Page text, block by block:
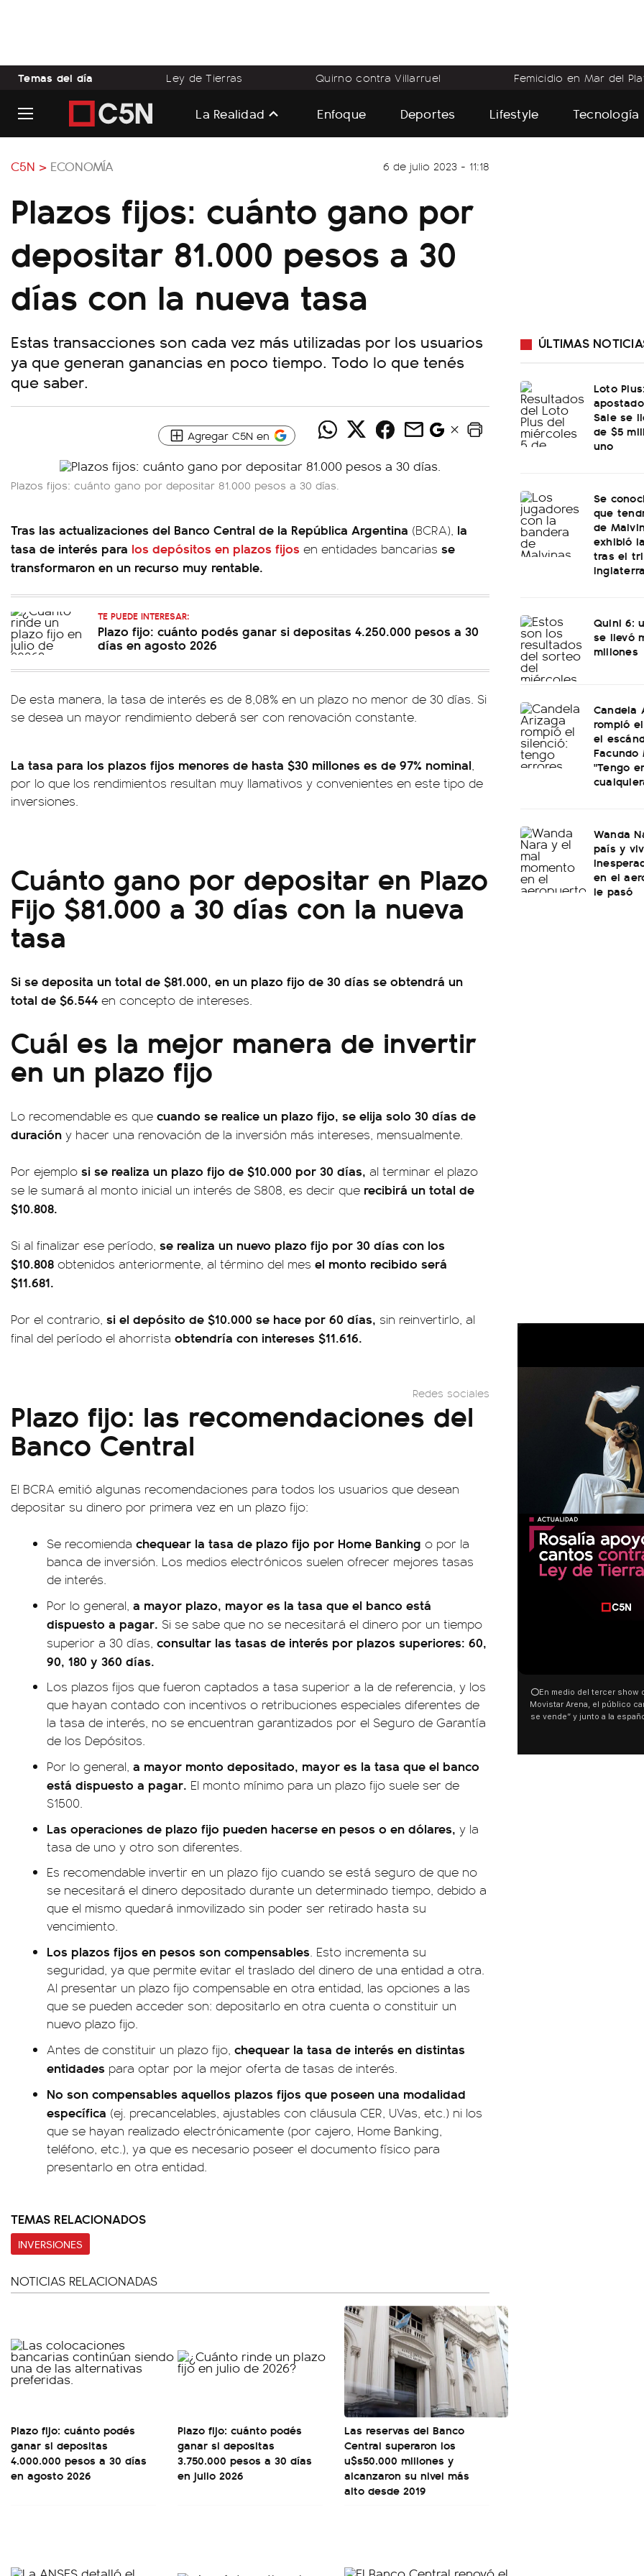
Temas del día Ley de Tierras Quirno contra Villarruel Femicidio en Mar del
La Realidad Enfoque Deportes Lifestyle Tecnología
C5N > ECONOMÍA 6 de julio 2023 - 11:18
Plazos fijos: cuánto gano por
depositar 81.000 pesos a 30
días con la nueva tasa
Estas transacciones son cada vez más utilizadas por los usuarios
ya que generan ganancias en poco tiempo. Todo lo que tenés
que saber.
Agregar C5N en
Plazos fijos: cuánto gano por depositar 81.000 pesos a 30 días.
Tras las actualizaciones del Banco Central de la República Argentina (BCRA), la
tasa de interés para los depósitos en plazos fijos en entidades bancarias se
transformaron en un recurso muy rentable.
TE PUEDE INTERESAR:
Plazo fijo: cuánto podés ganar si depositas 4.250.000 pesos a 30
días en agosto 2026
De esta manera, la tasa de interés es de 8,08% en un plazo no menor de 30 días. Si
se desea un mayor rendimiento deberá ser con renovación constante.
La tasa para los plazos fijos menores de hasta $30 millones es de 97% nominal,
por lo que los rendimientos resultan muy llamativos y convenientes en este tipo de
inversiones.
Cuánto gano por depositar en Plazo
Fijo $81.000 a 30 días con la nueva
tasa
Si se deposita un total de $81.000, en un plazo fijo de 30 días se obtendrá un
total de $6.544 en concepto de intereses.
Cuál es la mejor manera de invertir
en un plazo fijo
Lo recomendable es que cuando se realice un plazo fijo, se elija solo 30 días de
duración y hacer una renovación de la inversión más intereses, mensualmente.
Por ejemplo si se realiza un plazo fijo de $10.000 por 30 días, al terminar el plazo
se le sumará al monto inicial un interés de $808, es decir que recibirá un total de
$10.808.
Si al finalizar ese período, se realiza un nuevo plazo fijo por 30 días con los
$10.808 obtenidos anteriormente, al término del mes el monto recibido será
$11.681.
Por el contrario, si el depósito de $10.000 se hace por 60 días, sin reinvertirlo, al
final del período el ahorrista obtendría con intereses $11.616.
Redes sociales
Plazo fijo: las recomendaciones del
Banco Central
El BCRA emitió algunas recomendaciones para todos los usuarios que desean
depositar su dinero por primera vez en un plazo fijo:
Se recomienda chequear la tasa de plazo fijo por Home Banking o por la
banca de inversión. Los medios electrónicos suelen ofrecer mejores tasas
de interés.
Por lo general, a mayor plazo, mayor es la tasa que el banco está
dispuesto a pagar. Si se sabe que no se necesitará el dinero por un tiempo
superior a 30 días, consultar las tasas de interés por plazos superiores: 60,
90, 180 y 360 días.
Los plazos fijos que fueron captados a tasa superior a la de referencia, y los
que hayan contado con incentivos o retribuciones especiales diferentes de
la tasa de interés, no se encuentran garantizados por el Seguro de Garantía
de los Depósitos.
Por lo general, a mayor monto depositado, mayor es la tasa que el banco
está dispuesto a pagar. El monto mínimo para un plazo fijo suele ser de
$1500.
Las operaciones de plazo fijo pueden hacerse en pesos o en dólares, y la
tasa de uno y otro son diferentes.
Es recomendable invertir en un plazo fijo cuando se está seguro de que no
se necesitará el dinero depositado durante un determinado tiempo, debido a
que el mismo quedará inmovilizado sin poder ser retirado hasta su
vencimiento.
Los plazos fijos en pesos son compensables. Esto incrementa su
seguridad, ya que permite evitar el traslado del dinero de una entidad a otra.
Al presentar un plazo fijo compensable en otra entidad, las opciones a las
que se pueden acceder son: depositarlo en otra cuenta o constituir un
nuevo plazo fijo.
Antes de constituir un plazo fijo, chequear la tasa de interés en distintas
entidades para optar por la mejor oferta de tasas de interés.
No son compensables aquellos plazos fijos que poseen una modalidad
específica (ej. precancelables, ajustables con cláusula CER, UVas, etc.) ni los
que se hayan realizado electrónicamente (por cajero, Home Banking,
teléfono, etc.), ya que es necesario poseer el documento físico para
presentarlo en otra entidad.
TEMAS RELACIONADOS
INVERSIONES
NOTICIAS RELACIONADAS
Plazo fijo: cuánto podés
ganar si depositas
4.000.000 pesos a 30 días
en agosto 2026
Plazo fijo: cuánto podés
ganar si depositas
3.750.000 pesos a 30 días
en julio 2026
Las reservas del Banco
Central superaron los
u$s50.000 millones y
alcanzaron su nivel más
alto desde 2019
ÚLTIMAS
Loto
Sale se
de $5
uno
Se
que
de
exhibió
tras el
Inglaterra
Quini 6:
se llevó
millones
Candela
rompió
el
Facundo
"Tengo
Wanda
país y
en el
le pasó
⭕En medio del tercer show
Movistar Arena, el público
se vende” y junto a la